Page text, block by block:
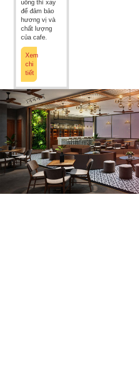
uống thì xay
để đảm bảo
hương vị và
chất lượng
của cafe.
Xem
chi
tiết